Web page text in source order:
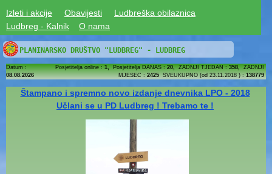
Izleti i akcije Obavijesti
Ludbreška obilaznica
Ludbreg - Kalnik
O nama
PLANINARSKO DRUŠTVO "LUDBREG" - LUDBREG
Datum :
08.08.2026
Posjetitelja online : 1, Posjetitelja DANAS : 20, ZADNJI TJEDAN : 358, ZADNJI
MJESEC : 2425 SVEUKUPNO (od 23.11.2018 ) : 138779
Štampano i spremno novo izdanje dnevnika LPO - 2018
Učlani se u PD Ludbreg ! Trebamo te !